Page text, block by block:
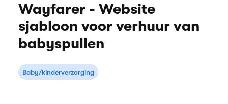
Wayfarer - Website
sjabloon voor verhuur van
babyspullen
Baby/kinderverzorging